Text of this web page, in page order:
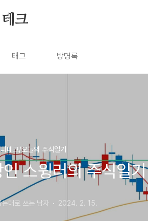
크
태그 방명록
테크/오늘의 주식일기
인 스윙러의 주식일
는대로 쓰는 남자 2024. 2. 15.